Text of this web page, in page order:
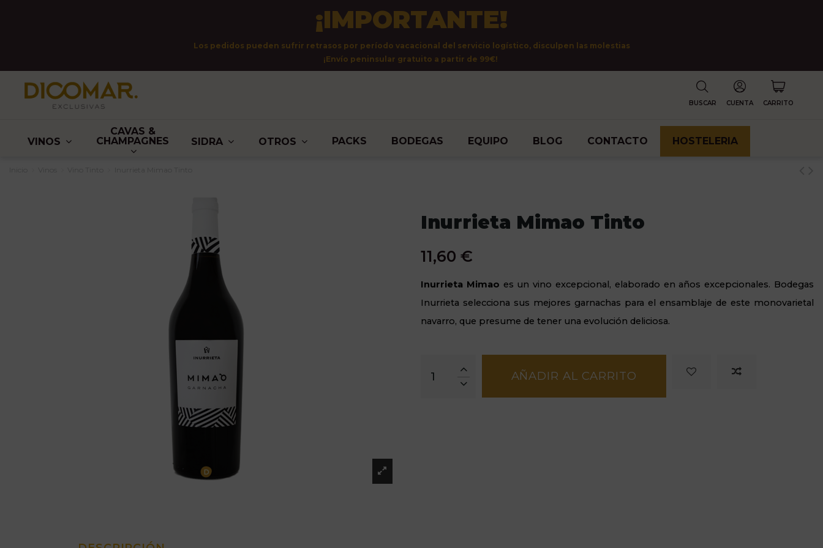
¡IMPORTANTE!
Los pedidos pueden sufrir retrasos por período vacacional del servicio logístico, disculpen las molestias
¡Envío peninsular gratuito a partir de 99€!
BUSCAR CUENTA CARRITO
VINOS
CAVAS &
CHAMPAGNES
SIDRA OTROS PACKS BODEGAS EQUIPO BLOG CONTACTO HOSTELERIA
Inurrieta Mimao Tinto
11,60 €
Inurrieta Mimao es un vino excepcional, elaborado en años excepcionales. Bodegas
Inurrieta selecciona sus mejores garnachas para el ensamblaje de este monovarietal
navarro, que presume de tener una evolución deliciosa.
AÑADIR AL CARRITO